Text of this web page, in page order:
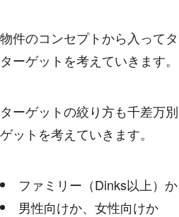
物件のコンセプトから入って
ターゲットを考えていきます。
ターゲットの絞り方も千差万
ゲットを考えていきます。
ファミリー（Dinks以上）
男性向けか、女性向けか